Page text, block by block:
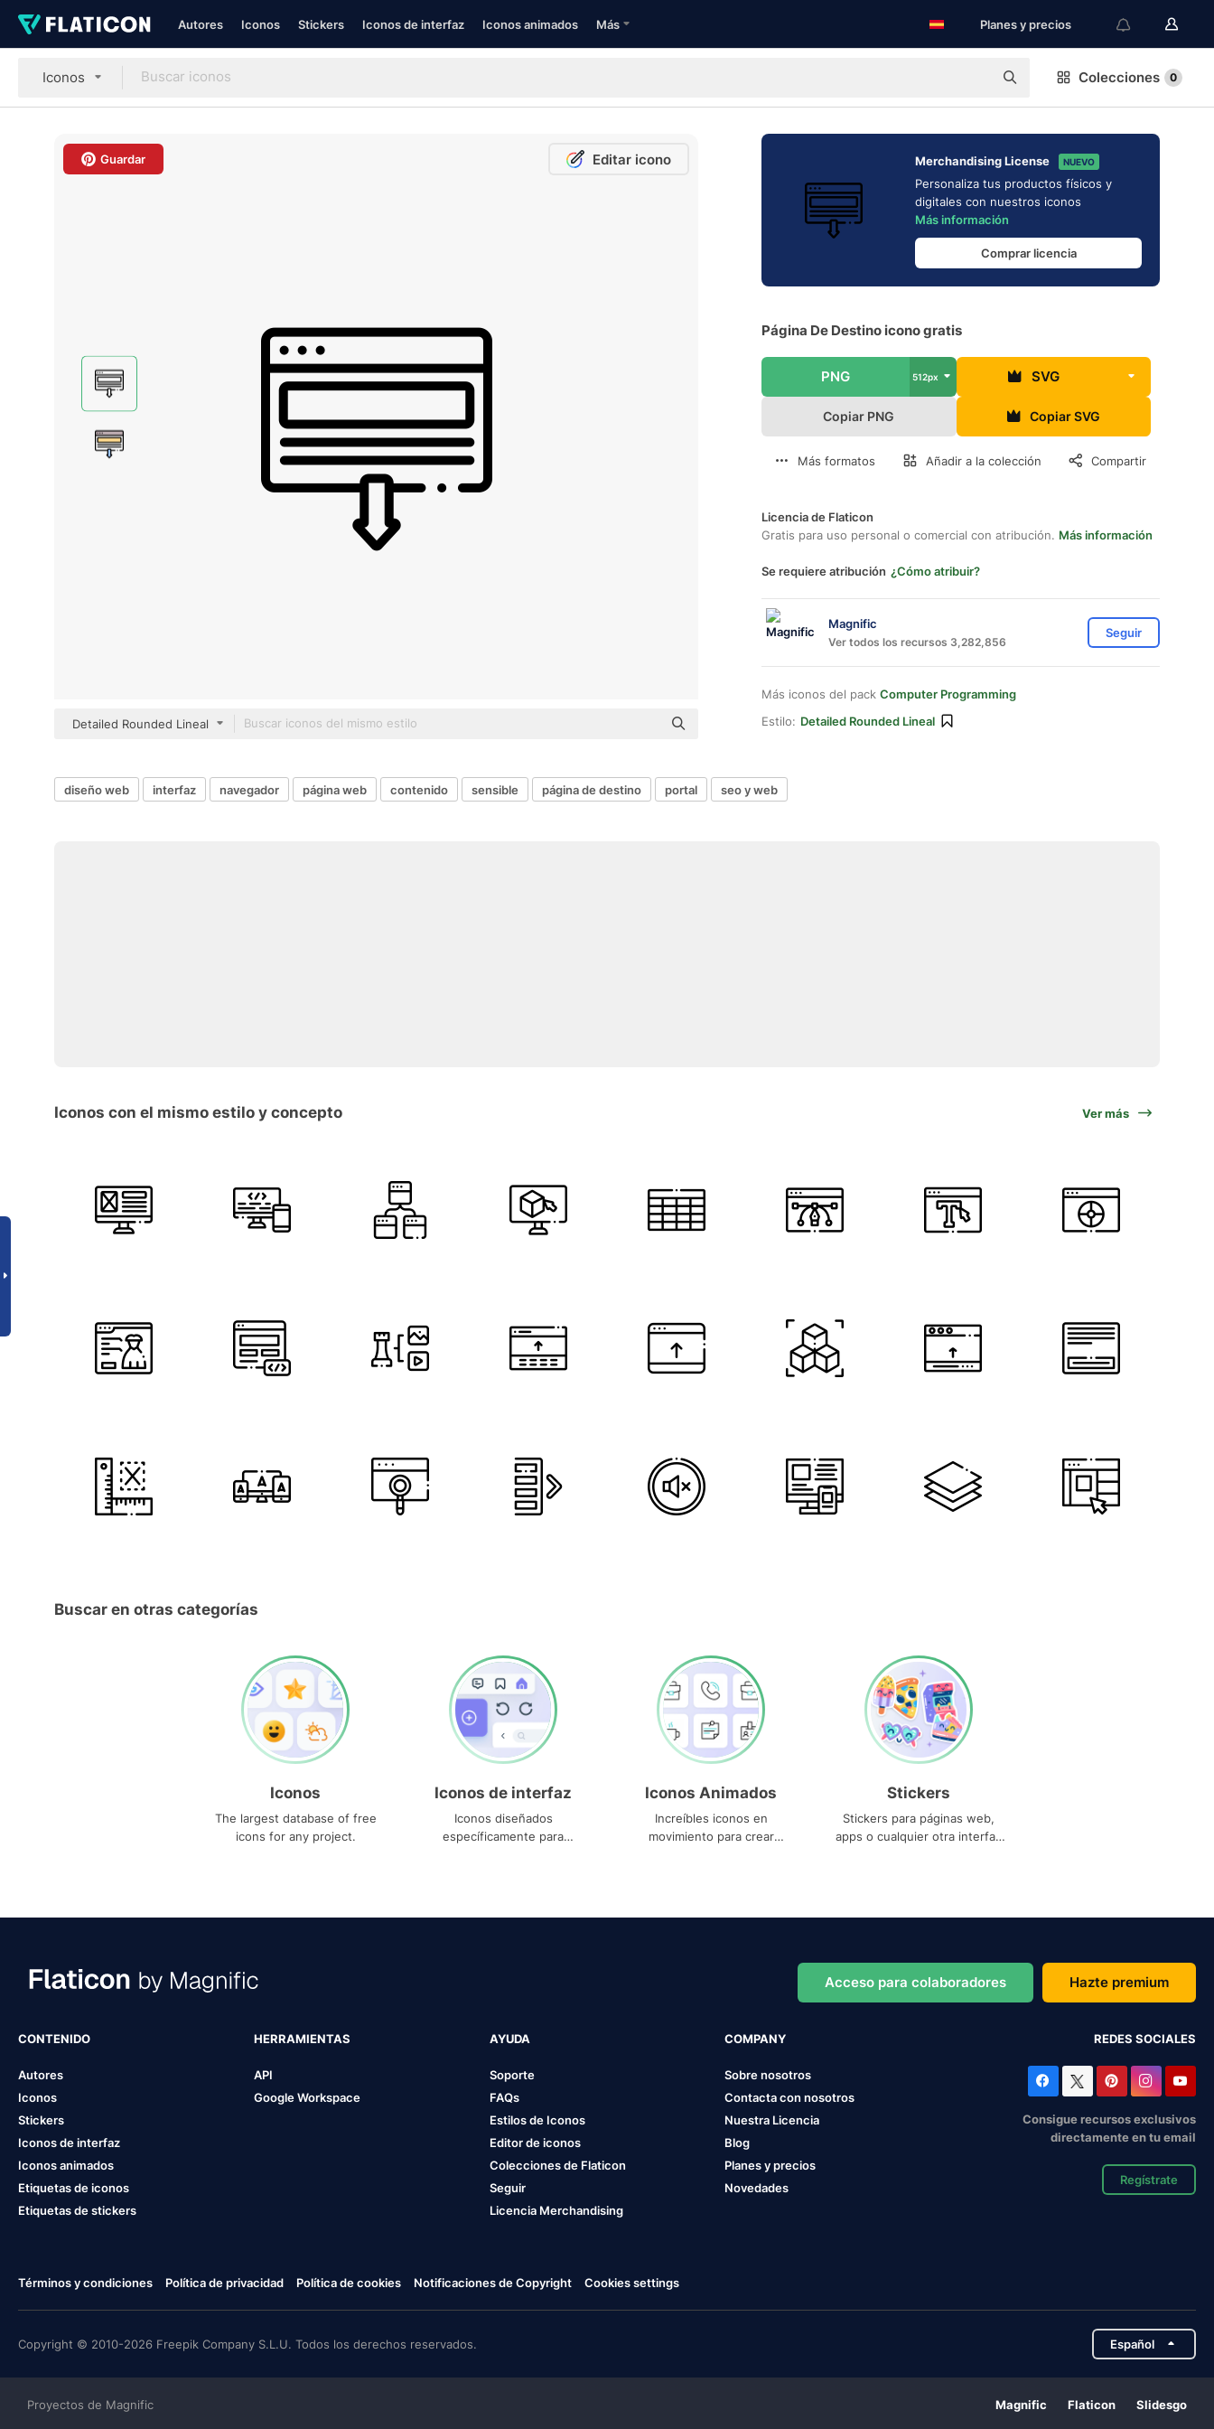
Autores Iconos Stickers Iconos de interfaz Iconos animados Más Planes y precios
Iconos Colecciones 0
Guardar Editar icono
Detailed Rounded Lineal
Merchandising License NUEVO
Personaliza tus productos físicos y
digitales con nuestros iconos
Más información
Comprar licencia
Página De Destino icono gratis
PNG 512px SVG
Copiar PNG Copiar SVG
Más formatos Añadir a la colección Compartir
Licencia de Flaticon
Gratis para uso personal o comercial con atribución. Más información
Se requiere atribución ¿Cómo atribuir?
Magnific
Ver todos los recursos 3,282,856
Seguir
Más iconos del pack Computer Programming
Estilo: Detailed Rounded Lineal
diseño web interfaz navegador página web contenido sensible página de destino portal seo y web
Iconos con el mismo estilo y concepto Ver más
Buscar en otras categorías
Iconos
The largest database of free
icons for any project.
Iconos de interfaz
Iconos diseñados
específicamente para
Iconos Animados
Increíbles iconos en
movimiento para crear
Stickers
Stickers para páginas web,
apps o cualquier otra interfaz
Acceso para colaboradores Hazte premium
CONTENIDO
Autores
Iconos
Stickers
Iconos de interfaz
Iconos animados
Etiquetas de iconos
Etiquetas de stickers
HERRAMIENTAS
API
Google Workspace
AYUDA
Soporte
FAQs
Estilos de Iconos
Editor de iconos
Colecciones de Flaticon
Seguir
Licencia Merchandising
COMPANY
Sobre nosotros
Contacta con nosotros
Nuestra Licencia
Blog
Planes y precios
Novedades
REDES SOCIALES
Consigue recursos exclusivos
directamente en tu email
Regístrate
Términos y condiciones Política de privacidad Política de cookies Notificaciones de Copyright Cookies settings
Copyright © 2010-2026 Freepik Company S.L.U. Todos los derechos reservados. Español
Proyectos de Magnific Magnific Flaticon Slidesgo